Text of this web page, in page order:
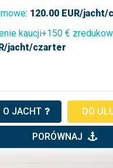
: 120.00 EUR/jacht/
kaucji+150 €
jacht/czarter
O JACHT DO
PORÓWNAJ